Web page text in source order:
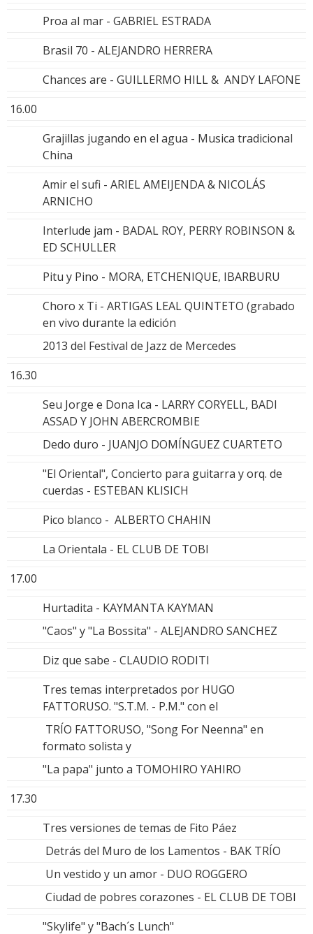
Proa al mar - GABRIEL ESTRADA
Brasil 70 - ALEJANDRO HERRERA
Chances are - GUILLERMO HILL & ANDY LAFONE
16.00
Grajillas jugando en el agua - Musica tradicional
China
Amir el sufi - ARIEL AMEIJENDA & NICOLÁS
ARNICHO
Interlude jam - BADAL ROY, PERRY ROBINSON &
ED SCHULLER
Pitu y Pino - MORA, ETCHENIQUE, IBARBURU
Choro x Ti - ARTIGAS LEAL QUINTETO (grabado
en vivo durante la edición
2013 del Festival de Jazz de Mercedes
16.30
Seu Jorge e Dona Ica - LARRY CORYELL, BADI
ASSAD Y JOHN ABERCROMBIE
Dedo duro - JUANJO DOMÍNGUEZ CUARTETO
"El Oriental", Concierto para guitarra y orq. de
cuerdas - ESTEBAN KLISICH
Pico blanco - ALBERTO CHAHIN
La Orientala - EL CLUB DE TOBI
17.00
Hurtadita - KAYMANTA KAYMAN
"Caos" y "La Bossita" - ALEJANDRO SANCHEZ
Diz que sabe - CLAUDIO RODITI
Tres temas interpretados por HUGO
FATTORUSO. "S.T.M. - P.M." con el
TRÍO FATTORUSO, "Song For Neenna" en
formato solista y
"La papa" junto a TOMOHIRO YAHIRO
17.30
Tres versiones de temas de Fito Páez
Detrás del Muro de los Lamentos - BAK TRÍO
Un vestido y un amor - DUO ROGGERO
Ciudad de pobres corazones - EL CLUB DE TOBI
"Skylife" y "Bach´s Lunch"